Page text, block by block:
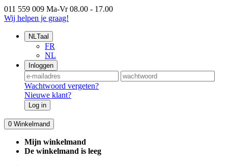
011 559 009 Ma-Vr 08.00 - 17.00
Wij helpen je graag!
NLTaal
FR
NL
Inloggen
Wachtwoord vergeten?
Nieuwe klant?
Log in
0 Winkelmand
Mijn winkelmand
De winkelmand is leeg